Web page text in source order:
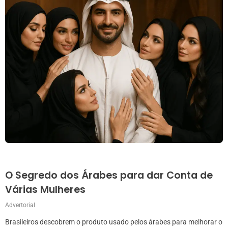
O Segredo dos Árabes para dar Conta de
Várias Mulheres
Advertorial
Brasileiros descobrem o produto usado pelos árabes para melhorar o